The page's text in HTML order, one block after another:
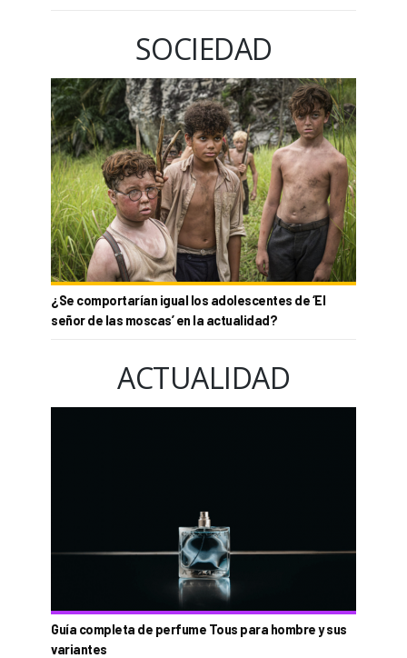
SOCIEDAD
¿Se comportarían igual los adolescentes de ‘El
señor de las moscas’ en la actualidad?
ACTUALIDAD
Guía completa de perfume Tous para hombre y sus
variantes